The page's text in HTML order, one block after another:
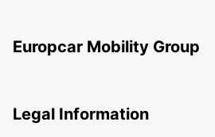
Europcar Mobility Group
Legal Information